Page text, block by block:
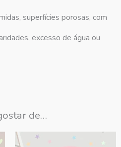
superfícies porosas, com
excesso de água ou
de…